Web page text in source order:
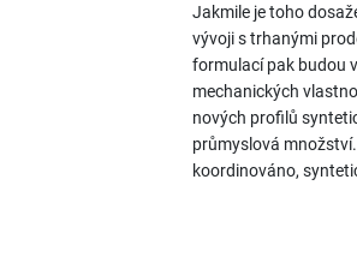
Jakmile je toho
vývoji s trhanými
formulací pak budou
mechanických
nových profilů
průmyslová
koordinováno,